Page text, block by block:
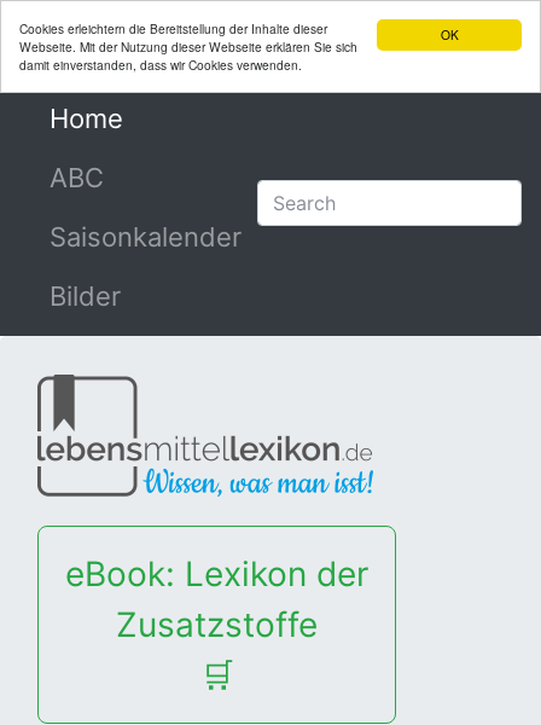
OK
Cookies erleichtern die Bereitstellung der Inhalte dieser
Webseite. Mit der Nutzung dieser Webseite erklären Sie sich
damit einverstanden, dass wir Cookies verwenden.
Home
ABC
Saisonkalender
Bilder
eBook: Lexikon der
Zusatzstoffe
🛒